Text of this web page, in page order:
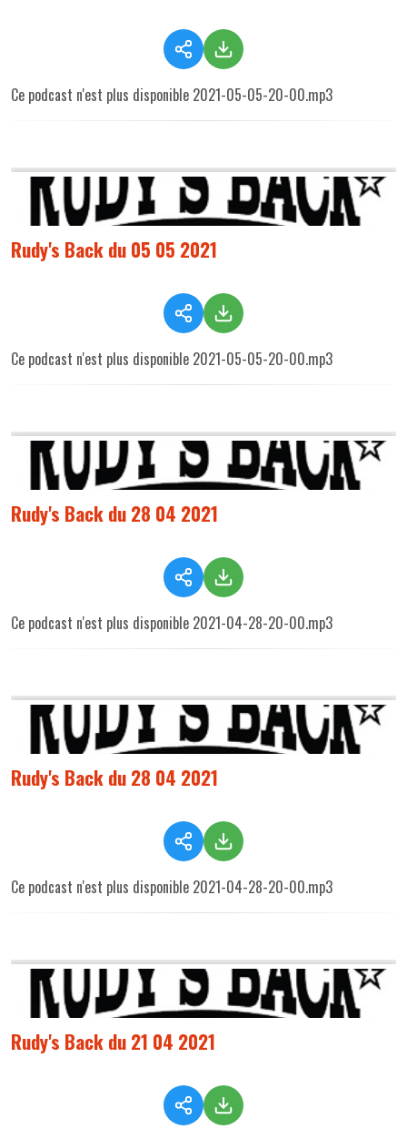
Ce podcast n'est plus disponible 2021-05-05-20-00.mp3
Rudy's Back du 05 05 2021
Ce podcast n'est plus disponible 2021-05-05-20-00.mp3
Rudy's Back du 28 04 2021
Ce podcast n'est plus disponible 2021-04-28-20-00.mp3
Rudy's Back du 28 04 2021
Ce podcast n'est plus disponible 2021-04-28-20-00.mp3
Rudy's Back du 21 04 2021